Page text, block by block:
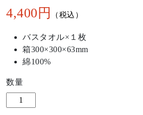
4,400
バスタオル×１枚
箱300×300×63mm
綿100%
数量
治